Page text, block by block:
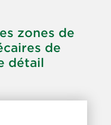
zones de
de
détail